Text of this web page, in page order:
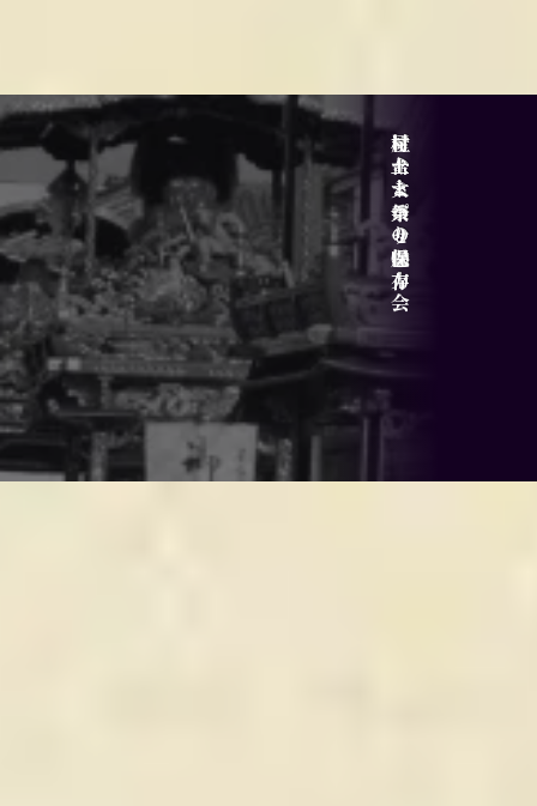
サイトポリシー
アクセス
屋台と乗せ物
村上大祭の魅力
村上まつり保存会